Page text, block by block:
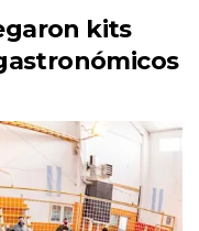
kits